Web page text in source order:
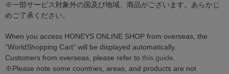
※一部サービス対象外の国及び地域、商品がございます。あらかじ
めご了承ください。
When you access HONEYS ONLINE SHOP from overseas, the
“WorldShopping Cart” will be displayed automatically.
Customers from overseas, please refer to this guide
※Please note some countries, areas, and products are not